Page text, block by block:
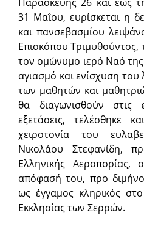
31 Μαΐου, ευρίσκεται η
και πανσεβασμίου
Επισκόπου
τον ομώνυμο ιερό Ναό
αγιασμό και ενίσχυση
των μαθητών και
θα διαγωνισθούν στις
εξετάσεις, τελέσθηκε
χειροτονία του
Νικολάου Στεφανίδη,
Ελληνικής
απόφασή του, προ
ως έγγαμος κληρικός
Εκκλησίας των Σερρών.